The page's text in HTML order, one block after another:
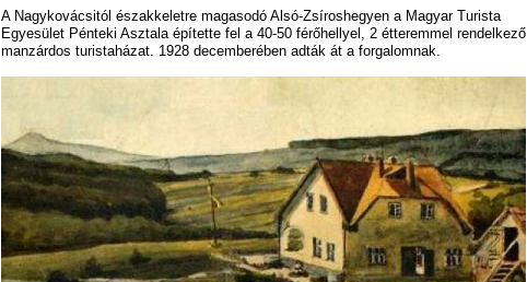
A Nagykovácsitól északkeletre magasodó Alsó-Zsíroshegyen a Magyar Turista
Egyesület Pénteki Asztala építette fel a 40-50 férőhellyel, 2 étteremmel rendelkező
manzárdos turistaházat. 1928 decemberében adták át a forgalomnak.